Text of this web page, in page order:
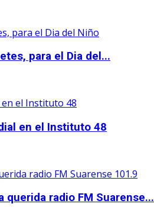
para el Dia del...
en el Instituto 48
querida radio FM Suarense...